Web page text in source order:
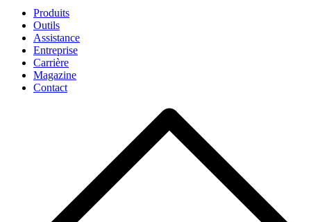
Produits
Outils
Assistance
Entreprise
Carrière
Magazine
Contact